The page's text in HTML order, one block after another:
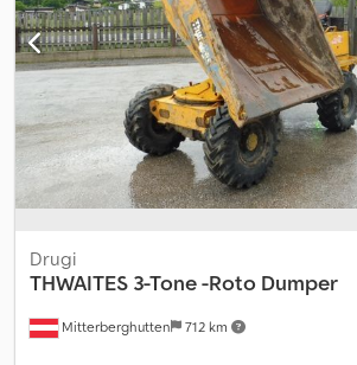
više informacija kontaktirajte ATS Norway.
Mitterberghutten 712 km
Drugi
THWAITES 3-Tone -Roto Dumper